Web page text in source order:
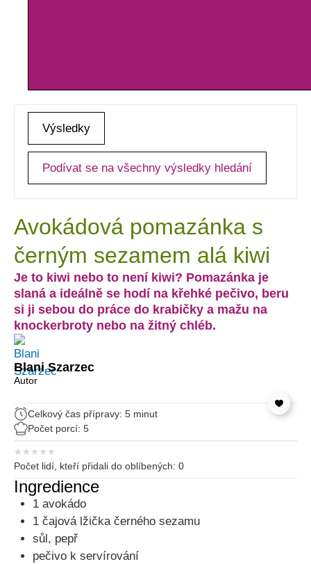
Výsledky
Podívat se na všechny výsledky hledání
Avokádová pomazánka s
černým sezamem alá kiwi
Je to kiwi nebo to není kiwi? Pomazánka je
slaná a ideálně se hodí na křehké pečivo, beru
si ji sebou do práce do krabičky a mažu na
knockerbroty nebo na žitný chléb.
Blani Szarzec
Autor
Celkový čas přípravy: 5 minut
Počet porcí: 5
★ ★ ★ ★ ★
Počet lidí, kteří přidali do oblíbených: 0
Ingredience
1 avokádo
1 čajová lžička černého sezamu
sůl, pepř
pečivo k servírování